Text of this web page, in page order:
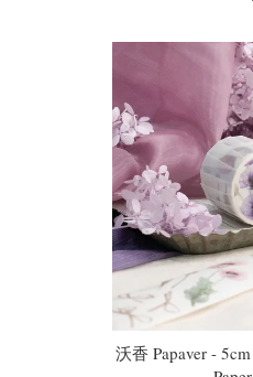
沃香 Papaver -